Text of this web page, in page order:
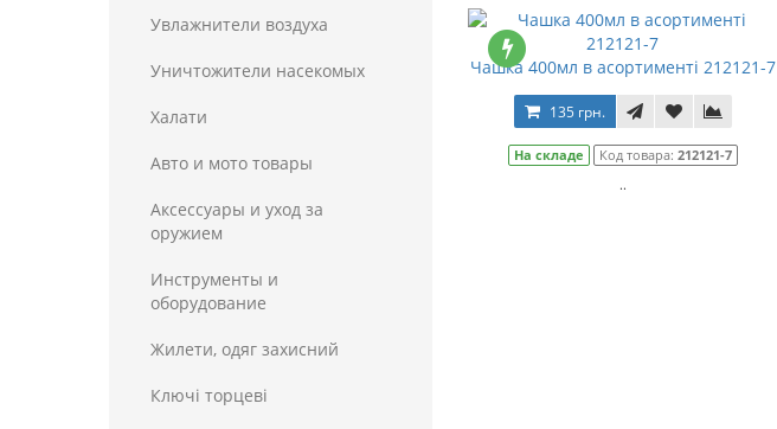
Увлажнители воздуха
Уничтожители насекомых
Халати
Авто и мото товары
Аксессуары и уход за
оружием
Инструменты и
оборудование
Жилети, одяг захисний
Ключі торцеві
Чашка 400мл в асортименті 212121-7
135 грн.
На складе Код товара: 212121-7
..